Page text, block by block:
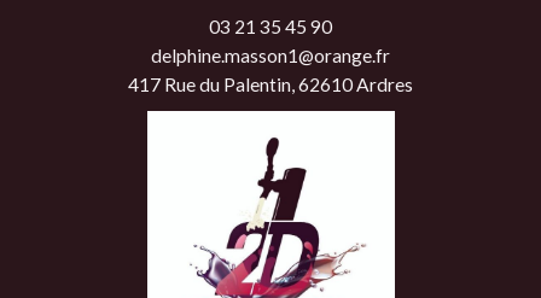
03 21 35 45 90
delphine.masson1@orange.fr
417 Rue du Palentin, 62610 Ardres